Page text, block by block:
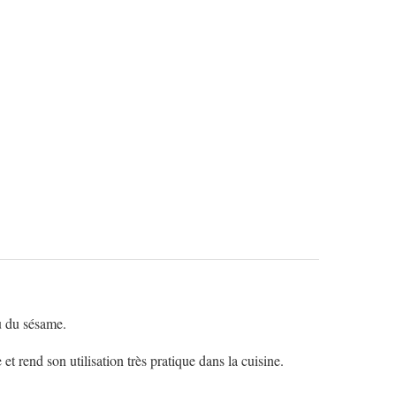
sésame.
rend son utilisation très pratique dans la cuisine.